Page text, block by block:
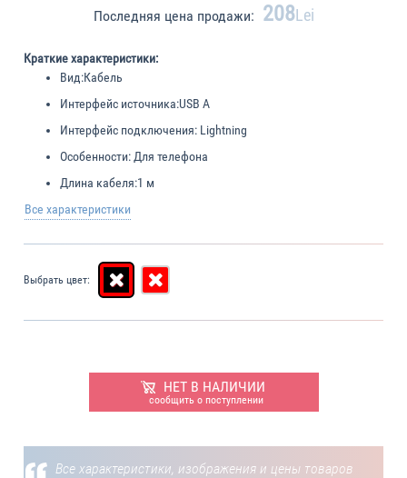
Последняя цена продажи: 208Lei
Краткие характеристики:
Вид:Кабель
Интерфейс источника:USB A
Интерфейс подключения: Lightning
Особенности: Для телефона
Длина кабеля:1 м
Все характеристики
Выбрать цвет:
НЕТ В НАЛИЧИИ
сообщить о поступлении
Все характеристики, изображения и цены товаров